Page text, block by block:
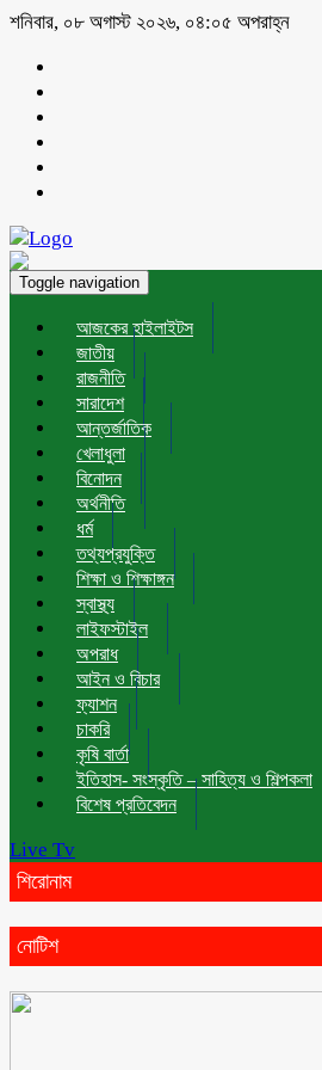
শনিবার, ০৮ অগাস্ট ২০২৬, ০৪:০৫ অপরাহ্ন
Toggle navigation
আজকের হাইলাইটস
জাতীয়
রাজনীতি
সারাদেশ
আন্তর্জাতিক
খেলাধুলা
বিনোদন
অর্থনীতি
ধর্ম
তথ্যপ্রযুক্তি
শিক্ষা ও শিক্ষাঙ্গন
স্বাস্থ্য
লাইফস্টাইল
অপরাধ
আইন ও বিচার
ফ্যাশন
চাকরি
কৃষি বার্তা
ইতিহাস- সংস্কৃতি – সাহিত্য ও শিল্পকলা
বিশেষ প্রতিবেদন
Live Tv
শিরোনাম
নোটিশ